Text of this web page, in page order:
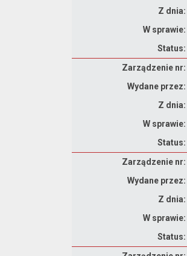
Z dnia:
W sprawie:
Status:
Zarządzenie nr:
Wydane przez:
Z dnia:
W sprawie:
Status:
Zarządzenie nr:
Wydane przez:
Z dnia:
W sprawie:
Status: